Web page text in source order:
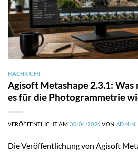
NACHRICHT
Agisoft Metashape 2.3.1:
es für die Photogrammetrie
VERÖFFENTLICHT AM30/04/2026 VON ADMIN
Die Veröffentlichung von Agisoft